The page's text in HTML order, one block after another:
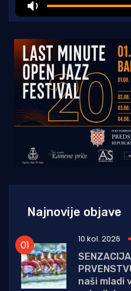
Najnovije objave
10 kol. 2026
naši mladi